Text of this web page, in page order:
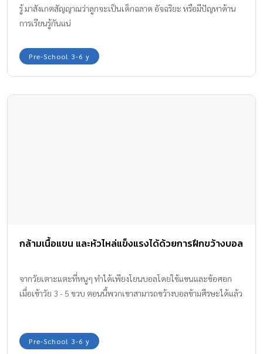
รู้ มาสังเกตสัญญาณว่าลูกจะเป็นเด็กฉลาด อัจฉริยะ หรือมีปัญหาด้าน
การเรียนรู้กันแน่
Pre-School 3-6 y
กล้ามเนื้อแขน และหัวไหล่แข็งแรงได้ด้วยการฝึกขว้างบอล
จากวัยเตาะแตะที่หนูๆ ทำได้เพียงโยนบอลโดยใช้แขนและข้อศอก
เมื่อเข้าวัย 3 - 5 ขวบ ตอนนี้พวกเขาสามารถขว้างบอลข้ามศีรษะได้แล้ว
Pre-School 3-6 y